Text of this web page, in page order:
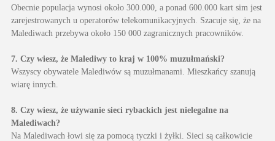
Obecnie populacja wynosi około 300.000, a ponad 600.000 kart sim jest
zarejestrowanych u operatorów telekomunikacyjnych. Szacuje się, że na
Malediwach przebywa około 150 000 zagranicznych pracowników.
7. Czy wiesz, że Malediwy to kraj w 100% muzułmański?
Wszyscy obywatele Malediwów są muzułmanami. Mieszkańcy szanują
wiarę innych.
8. Czy wiesz, że używanie sieci rybackich jest nielegalne na
Malediwach?
Na Malediwach łowi się za pomocą tyczki i żyłki. Sieci są całkowicie